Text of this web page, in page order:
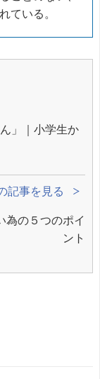
ている。
」｜小学生か
記事を見る
為の５つのポイ
ント